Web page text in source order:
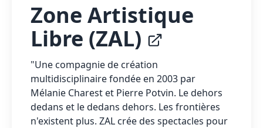
Zone Artistique
Libre (ZAL)
"Une compagnie de création
multidisciplinaire fondée en 2003 par
Mélanie Charest et Pierre Potvin. Le dehors
dedans et le dedans dehors. Les frontières
n'existent plus. ZAL crée des spectacles pour